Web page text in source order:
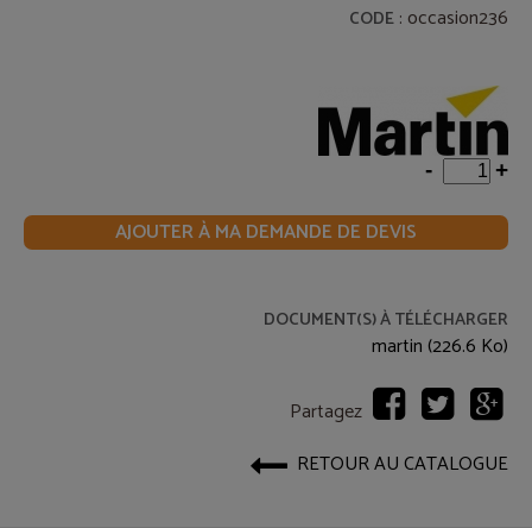
CODE : occasion236
- +
AJOUTER À MA DEMANDE DE DEVIS
DOCUMENT(S) À TÉLÉCHARGER
martin (226.6 Ko)
Partagez
RETOUR AU CATALOGUE